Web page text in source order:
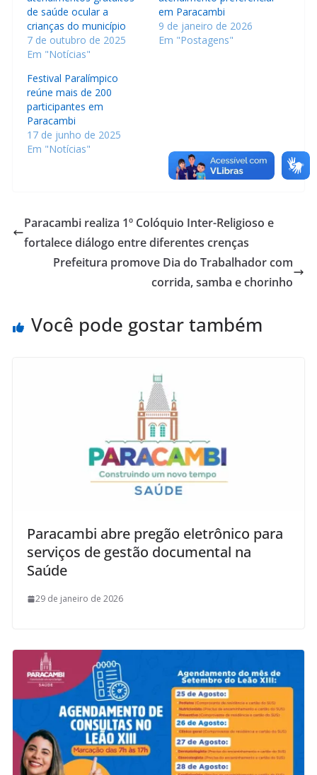
de saúde ocular a
crianças do município
7 de outubro de 2025
Em "Notícias"
em Paracambi
9 de janeiro de 2026
Em "Postagens"
Festival Paralímpico
reúne mais de 200
participantes em
Paracambi
17 de junho de 2025
Em "Notícias"
Paracambi realiza 1º Colóquio Inter-Religioso e
fortalece diálogo entre diferentes crenças
Prefeitura promove Dia do Trabalhador com
corrida, samba e chorinho
Você pode gostar também
Paracambi abre pregão eletrônico para
serviços de gestão documental na
Saúde
29 de janeiro de 2026